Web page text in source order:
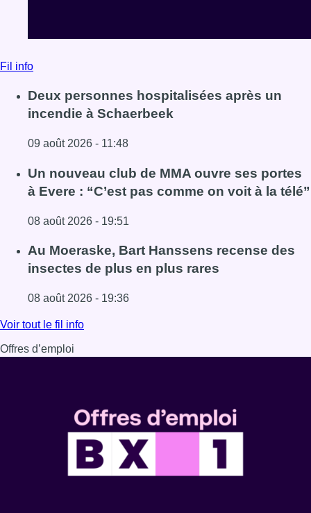
Fil info
Deux personnes hospitalisées après un
incendie à Schaerbeek
09 août 2026 - 11:48
Lire l'article Deux personnes hospitalisées après un
Un nouveau club de MMA ouvre ses portes
à Evere : “C’est pas comme on voit à la télé”
08 août 2026 - 19:51
Lire l'article Un nouveau club de MMA ouvre ses portes à
Au Moeraske, Bart Hanssens recense des
insectes de plus en plus rares
08 août 2026 - 19:36
Lire l'article Au Moeraske, Bart Hanssens recense des
Voir tout le fil info
Offres d’emploi